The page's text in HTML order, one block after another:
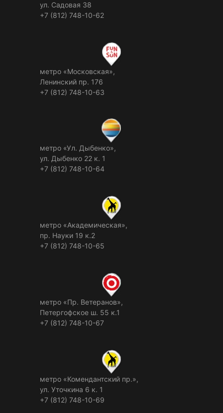
ул. Садовая 38
+7 (812) 748-10-62
метро «Московская»,
Ленинский пр. 176
+7 (812) 748-10-63
метро «Ул. Дыбенко»,
ул. Дыбенко 22 к. 1
+7 (812) 748-10-64
метро «Академическая»,
пр. Науки 19 к.2
+7 (812) 748-10-65
метро «Пр. Ветеранов»,
Петергофское ш. 55 к.1
+7 (812) 748-10-67
метро «Комендантский пр.»,
ул. Уточкина 6 к. 1
+7 (812) 748-10-69